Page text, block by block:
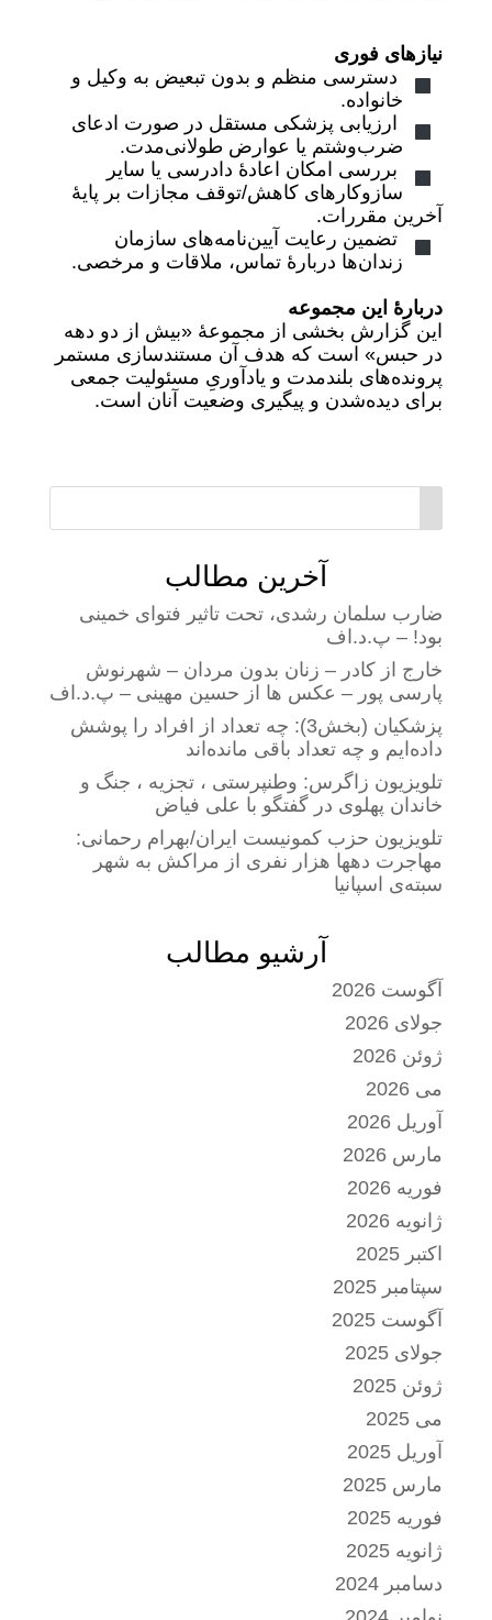
نیازهای فوری
دسترسی منظم و بدون تبعیض به وکیل و
خانواده.
ارزیابی پزشکی مستقل در صورت ادعای
ضرب‌وشتم یا عوارض طولانی‌مدت.
بررسی امکان اعادهٔ دادرسی یا سایر
سازوکارهای کاهش/توقف مجازات بر پایهٔ
آخرین مقررات.
تضمین رعایت آیین‌نامه‌های سازمان
زندان‌ها دربارهٔ تماس، ملاقات و مرخصی.
دربارهٔ این مجموعه
این گزارش بخشی از مجموعهٔ «بیش از دو دهه
در حبس» است که هدف آن مستندسازی مستمر
پرونده‌های بلندمدت و یادآوریِ مسئولیت جمعی
برای دیده‌شدن و پیگیری وضعیت آنان است.
آخرین مطالب
ضارب سلمان رشدی، تحت تاثیر فتوای خمینی
بود! – پ.د.اف
خارج از کادر – زنان بدون مردان – شهرنوش
پارسی پور – عکس ها از حسین مهینی – پ.د.اف
پزشکیان (بخش3): چه تعداد از افراد را پوشش
داده‌ایم و چه تعداد باقی مانده‌اند
تلویزیون زاگرس: وطنپرستی ، تجزیه ، جنگ و
خاندان پهلوی در گفتگو با علی فیاض
تلویزیون حزب کمونیست ایران/بهرام رحمانی:
مهاجرت دهها هزار نفری از مراکش به شهر
سبته‌ی اسپانیا
آرشیو مطالب
آگوست 2026
جولای 2026
ژوئن 2026
می 2026
آوریل 2026
مارس 2026
فوریه 2026
ژانویه 2026
اکتبر 2025
سپتامبر 2025
آگوست 2025
جولای 2025
ژوئن 2025
می 2025
آوریل 2025
مارس 2025
فوریه 2025
ژانویه 2025
دسامبر 2024